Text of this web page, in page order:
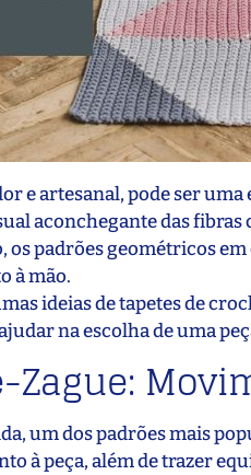
e artesanal, pode ser
aconchegante das
padrões geométricos
à mão.
ideias de tapetes de
na escolha de uma
Zague:
um dos padrões mais
à peça, além de trazer